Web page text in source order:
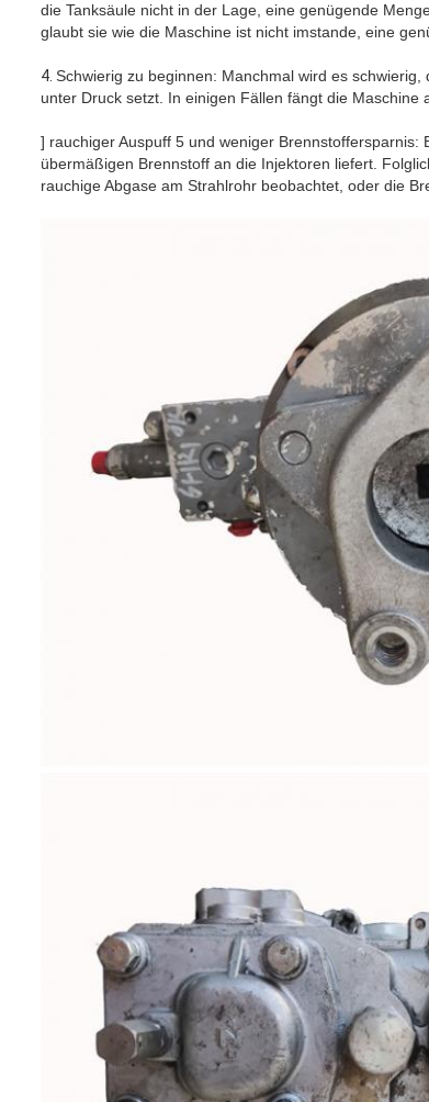
die Tanksäule nicht in der Lage, eine genügende
glaubt sie wie die Maschine ist nicht imstande, eine
4. Schwierig zu beginnen: Manchmal wird es
unter Druck setzt. In einigen Fällen fängt die Maschine
] rauchiger Auspuff 5 und weniger
übermäßigen Brennstoff an die Injektoren liefert.
rauchige Abgase am Strahlrohr beobachtet, oder die